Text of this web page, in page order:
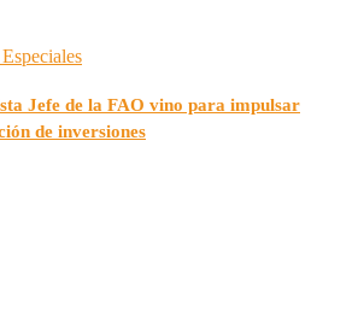
Jefe de la FAO vino para impulsar
de inversiones